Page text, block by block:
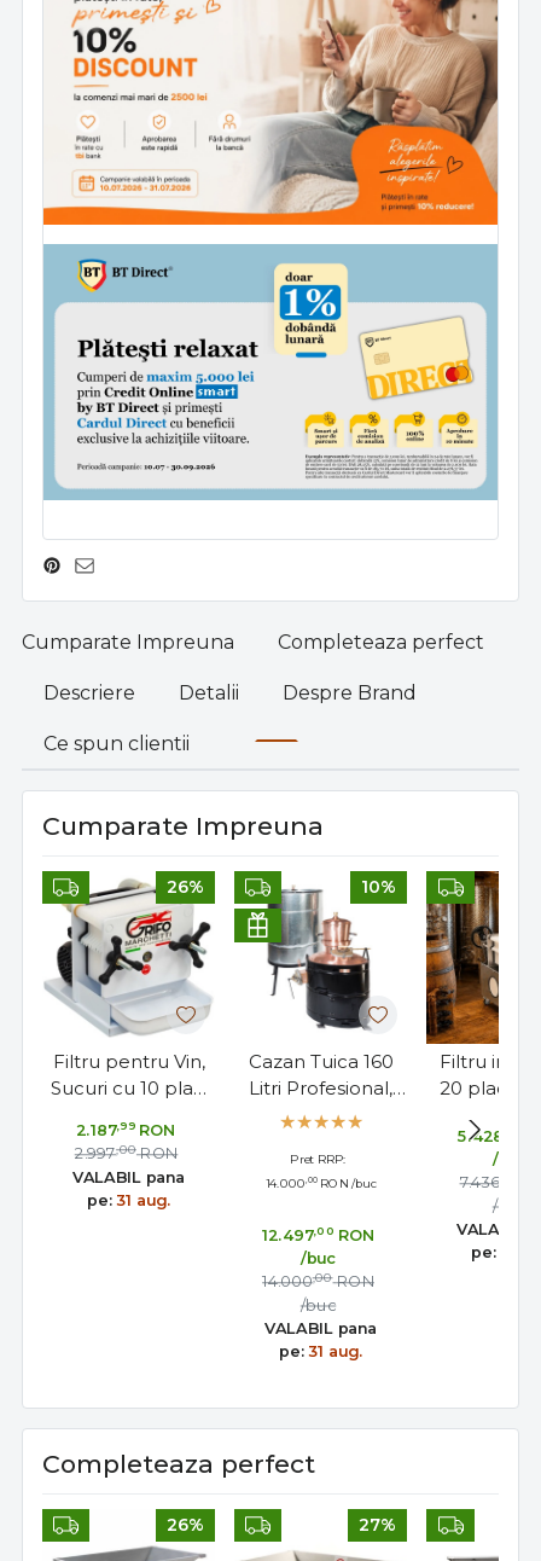
Cumparate Impreuna Completeaza perfect
Descriere Detalii Despre Brand
Ce spun clientii
Cumparate Impreuna
26%
Filtru pentru Vin,
Sucuri cu 10 placi
Grifo
2.187,99 RON
2.997,00 RON
VALABIL pana
pe: 31 aug.
10%
Cazan Tuica 160
Litri Profesional,
Stabil cu
Pret RRP:
14.000,00 RON /buc
12.497,00 RON
/buc
14.000,00 RON
/buc
VALABIL pana
pe: 31 aug.
Filtru inox
20 placi
inox si
| Grifo
5.428
/buc
7.436
/buc
VALABIL
pe:
Completeaza perfect
26% 27%